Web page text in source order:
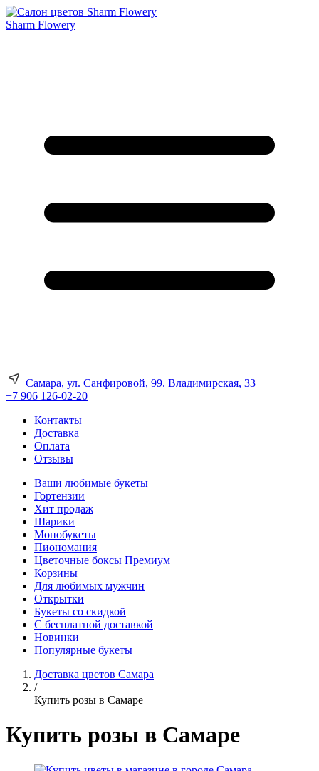
Sharm Flowery
Самара, ул. Санфировой, 99. Владимирская, 33
+7 906 126-02-20
Контакты
Доставка
Оплата
Отзывы
Ваши любимые букеты
Гортензии
Хит продаж
Шарики
Монобукеты
Пиономания
Цветочные боксы Премиум
Корзины
Для любимых мужчин
Открытки
Букеты со скидкой
С бесплатной доставкой
Новинки
Популярные букеты
Доставка цветов Самара
/
Купить розы в Самаре
Купить розы в Самаре